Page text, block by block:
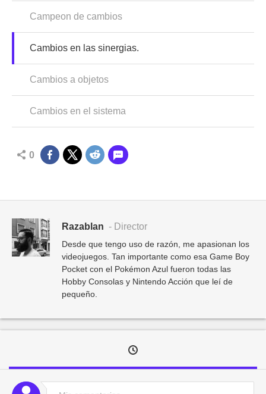
Campeon de cambios
Cambios en las sinergias.
Cambios a objetos
Cambios en el sistema
0
Razablan - Director
Desde que tengo uso de razón, me apasionan los
videojuegos. Tan importante como esa Game Boy
Pocket con el Pokémon Azul fueron todas las
Hobby Consolas y Nintendo Acción que leí de
pequeño.